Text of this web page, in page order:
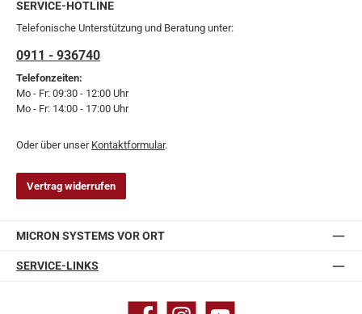
SERVICE-HOTLINE
Telefonische Unterstützung und Beratung unter:
0911 - 936740
Telefonzeiten:
Mo - Fr: 09:30 - 12:00 Uhr
Mo - Fr: 14:00 - 17:00 Uhr
Oder über unser Kontaktformular.
Vertrag widerrufen
MICRON SYSTEMS VOR ORT
SERVICE-LINKS